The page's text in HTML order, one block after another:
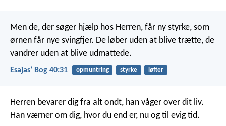
Men de, der søger hjælp hos Herren, får ny styrke, som
ørnen får nye svingfjer. De løber uden at blive trætte, de
vandrer uden at blive udmattede.
Esajasʼ Bog 40:31 opmuntring styrke løfter
Herren bevarer dig fra alt ondt, han våger over dit liv.
Han værner om dig, hvor du end er, nu og til evig tid.